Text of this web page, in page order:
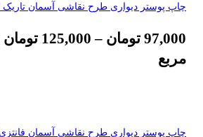
چاپ پوستر دیواری طرح نقاشی آسمان تاریک کد
97,000 تومان –
125,000 تومان
مربع
چاپ پوستر دیواری طرح نقاشی آسمان فانتزی کد